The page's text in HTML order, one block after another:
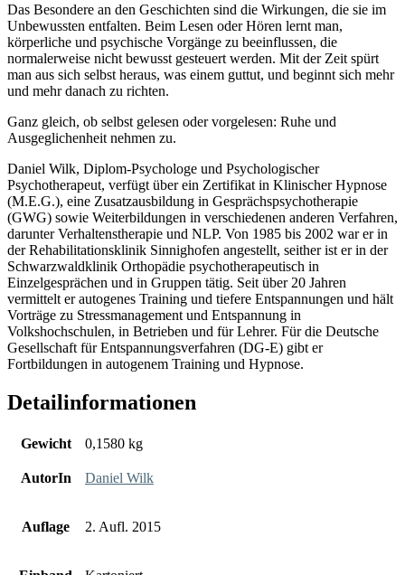
Das Besondere an den Geschichten sind die Wirkungen, die sie im
Unbewussten entfalten. Beim Lesen oder Hören lernt man,
körperliche und psychische Vorgänge zu beeinflussen, die
normalerweise nicht bewusst gesteuert werden. Mit der Zeit spürt
man aus sich selbst heraus, was einem guttut, und beginnt sich mehr
und mehr danach zu richten.
Ganz gleich, ob selbst gelesen oder vorgelesen: Ruhe und
Ausgeglichenheit nehmen zu.
Daniel Wilk, Diplom-Psychologe und Psychologischer
Psychotherapeut, verfügt über ein Zertifikat in Klinischer Hypnose
(M.E.G.), eine Zusatzausbildung in Gesprächspsychotherapie
(GWG) sowie Weiterbildungen in verschiedenen anderen Verfahren,
darunter Verhaltenstherapie und NLP. Von 1985 bis 2002 war er in
der Rehabilitationsklinik Sinnighofen angestellt, seither ist er in der
Schwarzwaldklinik Orthopädie psychotherapeutisch in
Einzelgesprächen und in Gruppen tätig. Seit über 20 Jahren
vermittelt er autogenes Training und tiefere Entspannungen und hält
Vorträge zu Stressmanagement und Entspannung in
Volkshochschulen, in Betrieben und für Lehrer. Für die Deutsche
Gesellschaft für Entspannungsverfahren (DG-E) gibt er
Fortbildungen in autogenem Training und Hypnose.
Detailinformationen
Gewicht 0,1580 kg
AutorIn Daniel Wilk
Auflage 2. Aufl. 2015